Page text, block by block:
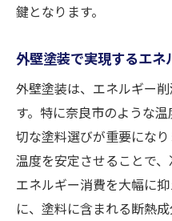
鍵となります。
外壁塗装で実現するエネ
外壁塗装は、エネルギー
す。特に奈良市のような
切な塗料選びが重要にな
温度を安定させることで、
エネルギー消費を大幅に
に、塗料に含まれる断熱